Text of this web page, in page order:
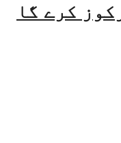
کرے گا